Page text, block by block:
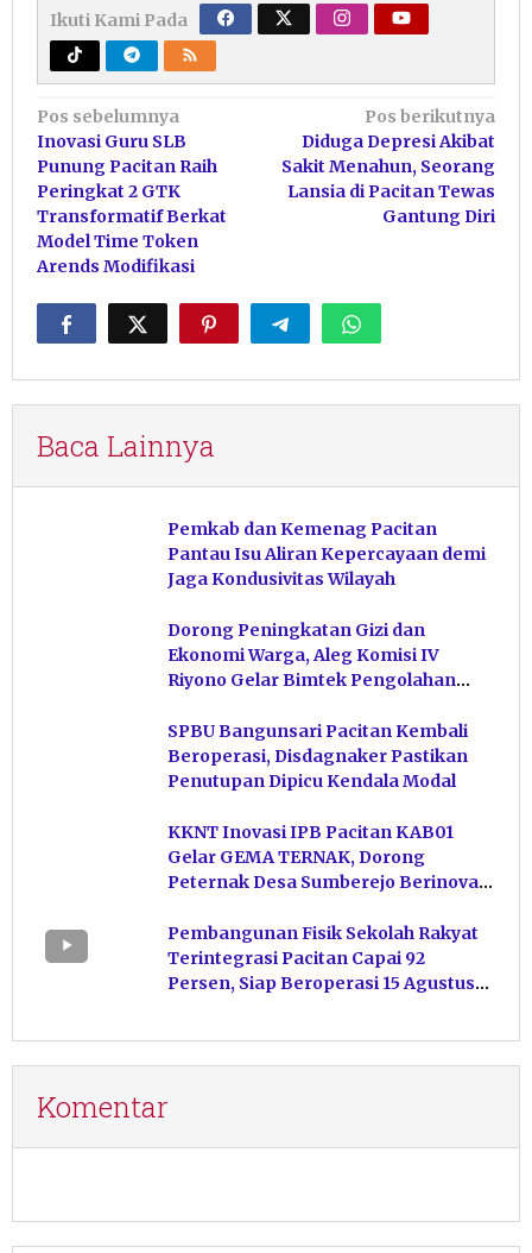
Ikuti Kami Pada
Navigasi
pos
Pos sebelumnya
Inovasi Guru SLB
Punung Pacitan Raih
Peringkat 2 GTK
Transformatif Berkat
Model Time Token
Arends Modifikasi
Pos berikutnya
Diduga Depresi Akibat
Sakit Menahun, Seorang
Lansia di Pacitan Tewas
Gantung Diri
Baca Lainnya
Pemkab dan Kemenag Pacitan
Pantau Isu Aliran Kepercayaan demi
Jaga Kondusivitas Wilayah
Dorong Peningkatan Gizi dan
Ekonomi Warga, Aleg Komisi IV
Riyono Gelar Bimtek Pengolahan
SPBU Bangunsari Pacitan Kembali
Beroperasi, Disdagnaker Pastikan
Penutupan Dipicu Kendala Modal
KKNT Inovasi IPB Pacitan KAB01
Gelar GEMA TERNAK, Dorong
Peternak Desa Sumberejo Berinovasi
Pembangunan Fisik Sekolah Rakyat
Terintegrasi Pacitan Capai 92
Persen, Siap Beroperasi 15 Agustus
Komentar